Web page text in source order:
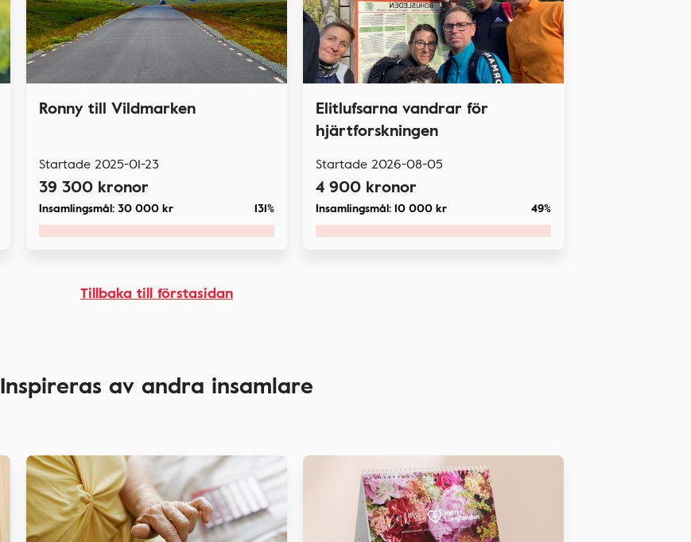
Ronny till Vildmarken
Startade 2025-01-23
39 300 kronor
Insamlingsmål: 30 000 kr 131%
Elitlufsarna vandrar för
hjärtforskningen
Startade 2026-08-05
4 900 kronor
Insamlingsmål: 10 000 kr 49%
Tillbaka till förstasidan
Inspireras av andra insamlare